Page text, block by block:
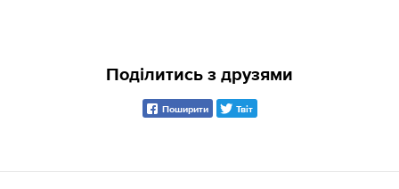
Поділитись з друзями
Поширити Твіт